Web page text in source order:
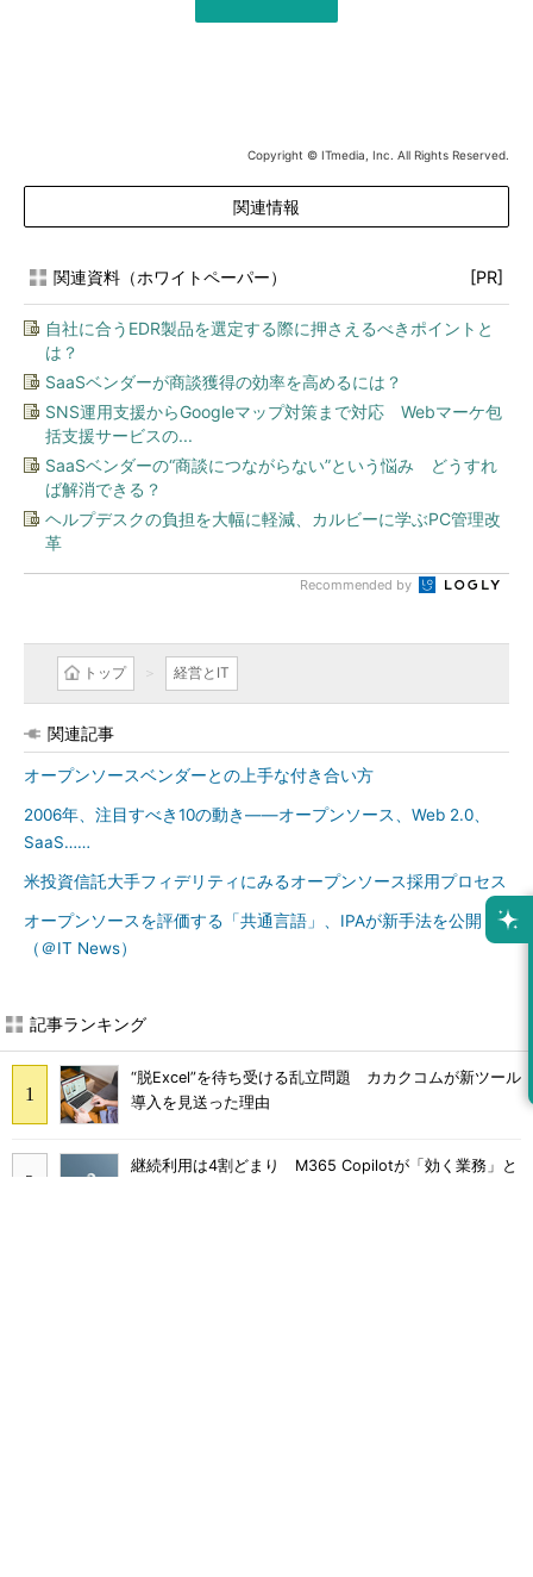
Copyright © ITmedia, Inc. All Rights Reserved.
関連情報
関連資料（ホワイトペーパー） [PR]
自社に合うEDR製品を選定する際に押さえるべきポイントと
は？
SaaSベンダーが商談獲得の効率を高めるには？
SNS運用支援からGoogleマップ対策まで対応 Webマーケ包
括支援サービスの...
SaaSベンダーの“商談につながらない”という悩み どうすれ
ば解消できる？
ヘルプデスクの負担を大幅に軽減、カルビーに学ぶPC管理改
革
Recommended by
トップ 経営とIT
関連記事
オープンソースベンダーとの上手な付き合い方
2006年、注目すべき10の動き――オープンソース、Web 2.0、
SaaS……
米投資信託大手フィデリティにみるオープンソース採用プロセス
オープンソースを評価する「共通言語」、IPAが新手法を公開
（＠IT News）
記事ランキング
“脱Excel”を待ち受ける乱立問題 カカクコムが新ツール
導入を見送った理由
継続利用は4割どまり M365 Copilotが「効く業務」と